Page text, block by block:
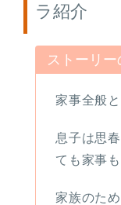
ラ紹介
ストーリ
家事全般
息子は思
ても家事
家族のた